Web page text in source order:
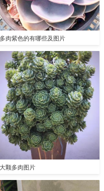
多肉紫色的有哪些及图片
大颗多肉图片